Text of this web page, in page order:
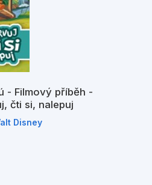
- Filmový příběh -
čti si, nalepuj
Disney